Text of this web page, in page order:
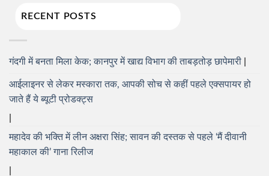
RECENT POSTS
गंदगी में बनता मिला केक; कानपुर में खाद्य विभाग की ताबड़तोड़ छापेमारी
आईलाइनर से लेकर मस्कारा तक, आपकी सोच से कहीं पहले एक्सपायर हो
जाते हैं ये ब्यूटी प्रोडक्ट्स
महादेव की भक्ति में लीन अक्षरा सिंह; सावन की दस्तक से पहले ‘मैं दीवानी
महाकाल की’ गाना रिलीज